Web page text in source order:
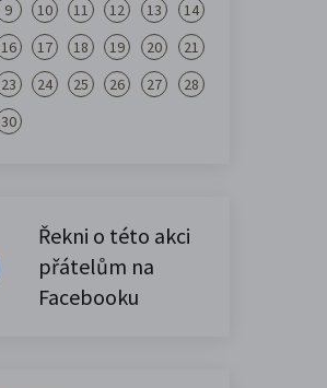
9 10 11 12 13
14
16 17 18 19 20
21
23 24 25 26 27
28
30
Řekni o této akci
přátelům na
Facebooku